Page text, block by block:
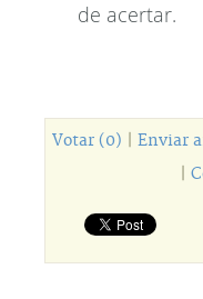
de acertar.
Votar (0) Enviar